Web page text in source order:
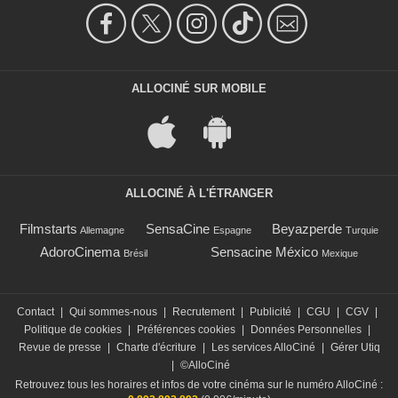
ALLOCINÉ SUR MOBILE
ALLOCINÉ À L'ÉTRANGER
Filmstarts Allemagne SensaCine Espagne Beyazperde Turquie
AdoroCinema Brésil Sensacine México Mexique
Contact Qui sommes-nous Recrutement Publicité CGU CGV
Politique de cookies
Préférences cookies Données Personnelles
Revue de presse
Charte d'écriture Les services AlloCiné
Gérer Utiq
©AlloCiné
Retrouvez tous les horaires et infos de votre cinéma sur le numéro AlloCiné :